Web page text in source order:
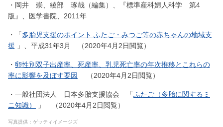
・岡井 崇、綾部 琢哉（編集）、『標準産科婦人科学 第4
版』、医学書院、2011年
・「多胎児支援のポイント ふたご・みつご等の赤ちゃんの地域支
援 」、平成31年3月 （2020年4月2日閲覧）
・ 卵性別双子出産率、死産率、乳児死亡率の年次推移とこれらの
率に影響を及ぼす要因
（2020年4月2日閲覧）
・一般社団法人 日本多胎支援協会 「ふたご（多胎に関するミ
ニ知識）
」 （2020年4月2日閲覧）
写真提供：ゲッティイメージズ